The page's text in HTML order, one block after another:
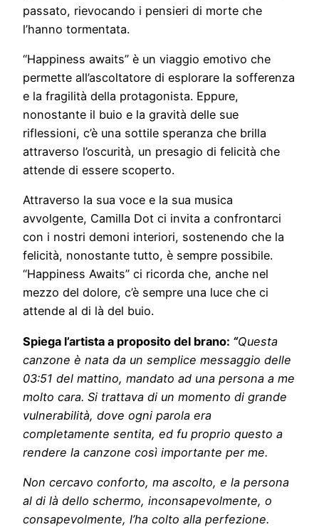
passato, rievocando i pensieri di morte che
l’hanno tormentata.
“Happiness awaits” è un viaggio emotivo che
permette all’ascoltatore di esplorare la sofferenza
e la fragilità della protagonista. Eppure,
nonostante il buio e la gravità delle sue
riflessioni, c’è una sottile speranza che brilla
attraverso l’oscurità, un presagio di felicità che
attende di essere scoperto.
Attraverso la sua voce e la sua musica
avvolgente, Camilla Dot ci invita a confrontarci
con i nostri demoni interiori, sostenendo che la
felicità, nonostante tutto, è sempre possibile.
“Happiness Awaits” ci ricorda che, anche nel
mezzo del dolore, c’è sempre una luce che ci
attende al di là del buio.
Spiega l’artista a proposito del brano: “Questa
canzone è nata da un semplice messaggio delle
03:51 del mattino, mandato ad una persona a me
molto cara. Si trattava di un momento di grande
vulnerabilità, dove ogni parola era
completamente sentita, ed fu proprio questo a
rendere la canzone così importante per me.
Non cercavo conforto, ma ascolto, e la persona
al di là dello schermo, inconsapevolmente, o
consapevolmente, l’ha colto alla perfezione.